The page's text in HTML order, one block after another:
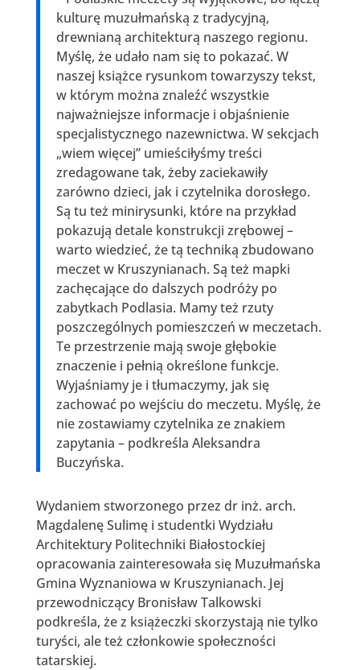
kulturę muzułmańską z tradycyjną,
drewnianą architekturą naszego regionu.
Myślę, że udało nam się to pokazać. W
naszej książce rysunkom towarzyszy tekst,
w którym można znaleźć wszystkie
najważniejsze informacje i objaśnienie
specjalistycznego nazewnictwa. W sekcjach
„wiem więcej” umieściłyśmy treści
zredagowane tak, żeby zaciekawiły
zarówno dzieci, jak i czytelnika dorosłego.
Są tu też minirysunki, które na przykład
pokazują detale konstrukcji zrębowej –
warto wiedzieć, że tą techniką zbudowano
meczet w Kruszynianach. Są też mapki
zachęcające do dalszych podróży po
zabytkach Podlasia. Mamy też rzuty
poszczególnych pomieszczeń w meczetach.
Te przestrzenie mają swoje głębokie
znaczenie i pełnią określone funkcje.
Wyjaśniamy je i tłumaczymy, jak się
zachować po wejściu do meczetu. Myślę, że
nie zostawiamy czytelnika ze znakiem
zapytania – podkreśla Aleksandra
Buczyńska.
Wydaniem stworzonego przez dr inż. arch.
Magdalenę Sulimę i studentki Wydziału
Architektury Politechniki Białostockiej
opracowania zainteresowała się Muzułmańska
Gmina Wyznaniowa w Kruszynianach. Jej
przewodniczący Bronisław Talkowski
podkreśla, że z książeczki skorzystają nie tylko
turyści, ale też członkowie społeczności
tatarskiej.